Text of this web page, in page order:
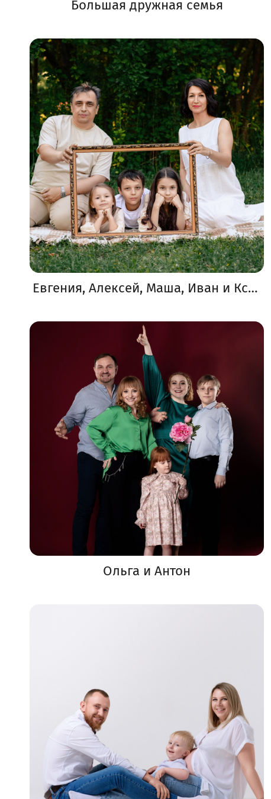
Большая дружная семья
Евгения, Алексей, Маша, Иван и Ксюша
Ольга и Антон